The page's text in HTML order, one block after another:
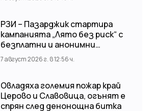
РЗИ – Пазарджик стартира
кампанията „Лято без риск“ с
безплатни и анонимни
изследвания за ХИВ
7 август 2026 г. в 12:56 ч.
Овладяха големия пожар край
Церово и Славовица, огънят е
спрян след денонощна битка